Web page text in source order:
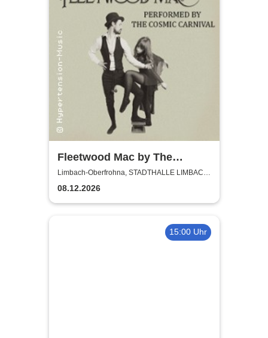
Fleetwood Mac by The
Cosmic Carnival - The
Incredible Story
Limbach-Oberfrohna, STADTHALLE LIMBACH-
OBERFROHNA
08.12.2026
15:00 Uhr